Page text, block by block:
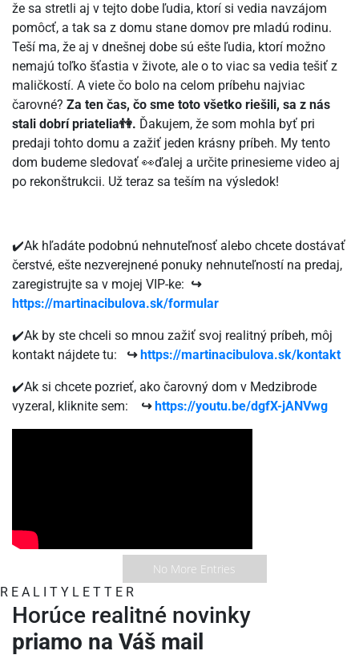
že sa stretli aj v tejto dobe ľudia, ktorí si vedia navzájom
pomôcť, a tak sa z domu stane domov pre mladú rodinu.
Teší ma, že aj v dnešnej dobe sú ešte ľudia, ktorí možno
nemajú toľko šťastia v živote, ale o to viac sa vedia tešiť z
maličkostí. A viete čo bolo na celom príbehu najviac
čarovné? Za ten čas, čo sme toto všetko riešili, sa z nás
stali dobrí priatelia👫. Ďakujem, že som mohla byť pri
predaji tohto domu a zažiť jeden krásny príbeh. My tento
dom budeme sledovať 👀ďalej a určite prinesieme video aj
po rekonštrukcii. Už teraz sa teším na výsledok!
✔️Ak hľadáte podobnú nehnuteľnosť alebo chcete dostávať
čerstvé, ešte nezverejnené ponuky nehnuteľností na predaj,
zaregistrujte sa v mojej VIP-ke: ↪️
https://martinacibulova.sk/formular
✔️Ak by ste chceli so mnou zažiť svoj realitný príbeh, môj
kontakt nájdete tu: ↪️https://martinacibulova.sk/kontakt
✔️Ak si chcete pozrieť, ako čarovný dom v Medzibrode
vyzeral, kliknite sem: ↪️https://youtu.be/dgfX-jANVwg
No More Entries
R E A L I T Y L E T T E R
Horúce realitné novinky
priamo na Váš mail